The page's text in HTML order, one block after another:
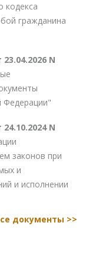
кодекса
гражданина
N
Федерации"
N
законов при
и
и исполнении
документы >>